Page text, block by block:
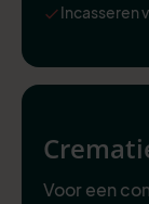
Incasseren
Voor een